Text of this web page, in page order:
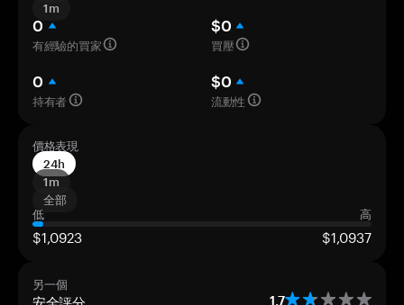
1m
0
有經驗的買家
$0
買壓
0
持有者
$0
流動性
價格表現
24h
1m
全部
低
高
$1,0923 $1,0937
另一個
安全評分 1.7